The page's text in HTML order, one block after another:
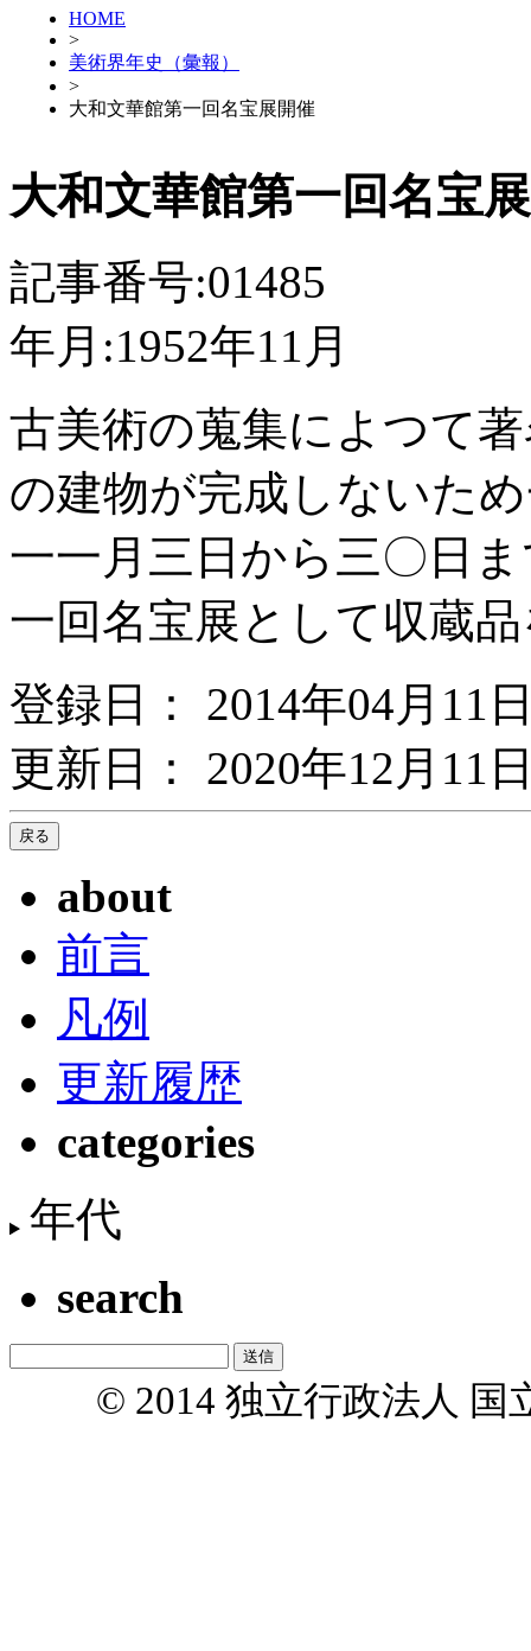
HOME
>
美術界年史（彙報）
>
大和文華館第一回名宝展開催
大和文華館第一回名宝
記事番号:01485
年月:1952年11月
古美術の蒐集によつて
の建物が完成しないた
一一月三日から三〇日
一回名宝展として収蔵
登録日： 2014年04月11
更新日： 2020年12月11
about
前言
凡例
更新履歴
categories
年代
search
© 2014 独立行政法人 国